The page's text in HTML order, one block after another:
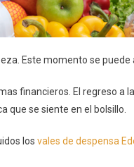
Este momento se
financieros. El regreso a
que se siente en el bolsillo.
los vales de despensa